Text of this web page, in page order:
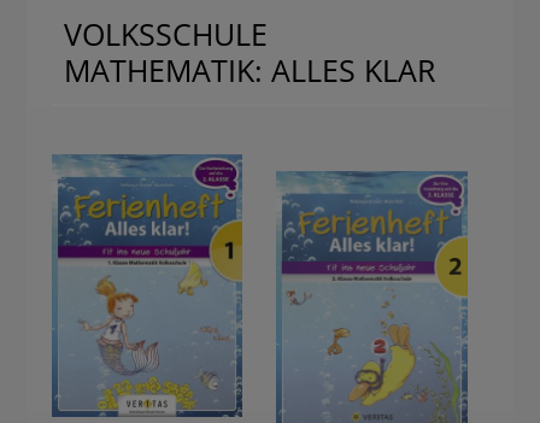
VOLKSSCHULE
MATHEMATIK: ALLES KLAR